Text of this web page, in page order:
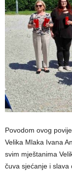
Povodom ovog
Velika Mlaka Ivana
svim mještanima
čuva sjećanje i slava